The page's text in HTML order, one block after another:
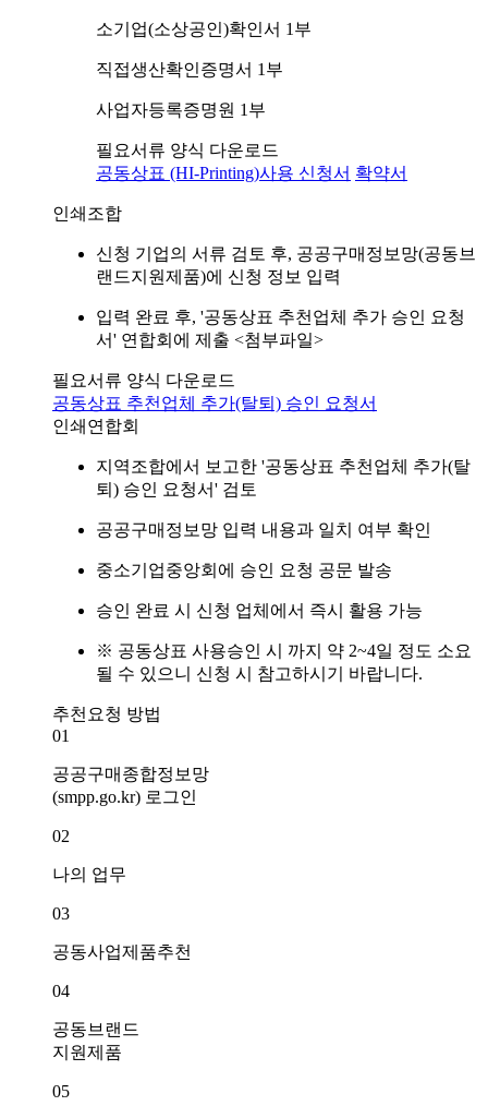
소기업(소상공인)확인서 1부
직접생산확인증명서 1부
사업자등록증명원 1부
필요서류 양식 다운로드
공동상표 (HI-Printing)사용 신청서 확약서
인쇄조합
신청 기업의 서류 검토 후, 공공구매정보망(공동브
랜드지원제품)에 신청 정보 입력
입력 완료 후, '공동상표 추천업체 추가 승인 요청
서' 연합회에 제출 <첨부파일>
필요서류 양식 다운로드
공동상표 추천업체 추가(탈퇴) 승인 요청서
인쇄연합회
지역조합에서 보고한 '공동상표 추천업체 추가(탈
퇴) 승인 요청서' 검토
공공구매정보망 입력 내용과 일치 여부 확인
중소기업중앙회에 승인 요청 공문 발송
승인 완료 시 신청 업체에서 즉시 활용 가능
※ 공동상표 사용승인 시 까지 약 2~4일 정도 소요
될 수 있으니 신청 시 참고하시기 바랍니다.
추천요청 방법
01
공공구매종합정보망
(smpp.go.kr) 로그인
02
나의 업무
03
공동사업제품추천
04
공동브랜드
지원제품
05